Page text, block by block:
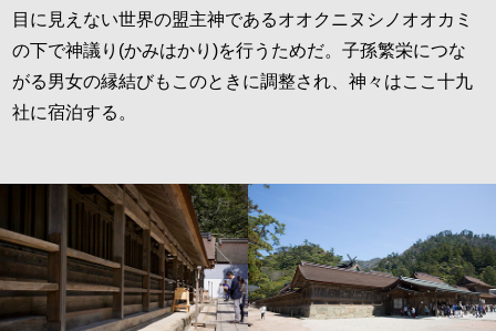
目に見えない世界の盟主神であるオオクニヌシノオオカミ
の下で神議り(かみはかり)を行うためだ。子孫繁栄につな
がる男女の縁結びもこのときに調整され、神々はここ十九
社に宿泊する。